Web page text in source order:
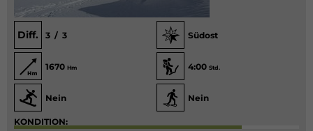
Diff. 3 / 3 Südost
1670 Hm 4:00 Std.
Nein Nein
KONDITION: